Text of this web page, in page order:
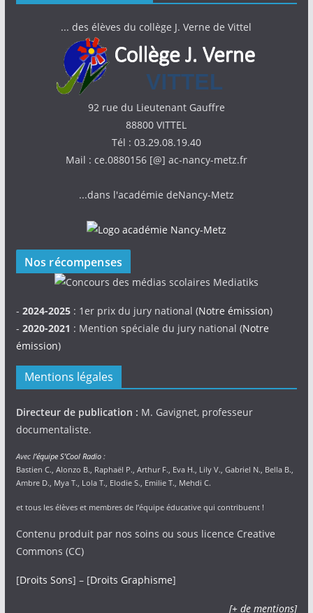
... des élèves du collège J. Verne de Vittel
92 rue du Lieutenant Gauffre
88800 VITTEL
Tél : 03.29.08.19.40
Mail : ce.0880156 [@] ac-nancy-metz.fr
...dans l'académie deNancy-Metz
Nos récompenses
- 2024-2025: 1er prix du jury national (Notre émission)
- 2020-2021 : Mention spéciale du jury national (Notre
émission)
Mentions légales
Directeur de publication : M. Gavignet, professeur
documentaliste.
Avec l’équipe S’Cool Radio:
Bastien C., Alonzo B., Raphaël P., Arthur F., Eva H., Lily V., Gabriel N., Bella B.,
Ambre D., Mya T., Lola T., Elodie S., Emilie T., Mehdi C.
et tous les élèves et membres de l’équipe éducative qui contribuent !
Contenu produit par nos soins ou sous licence Creative
Commons (CC)
[Droits Sons] – [Droits Graphisme]
[+ de mentions]